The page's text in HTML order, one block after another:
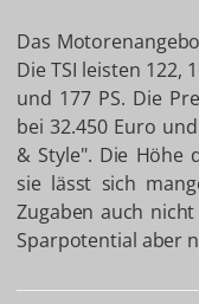
Das
Die TSI leisten 122,
und 177 PS. Die
bei 32.450 Euro
& Style". Die Höhe
sie lässt sich
Zugaben auch
Sparpotential aber